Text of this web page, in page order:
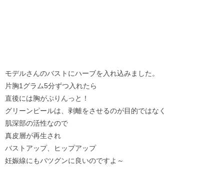
モデルさんのバストにハーブを入れ込みました。
片胸1グラム5分ずつ入れたら
直後には胸がぷりんっと！
グリーンピールは、剥離をさせるのが目的ではなく
肌深部の活性なので
真皮層が再生され
バストアップ、ヒップアップ
妊娠線にもバツグンに良いのですよ～